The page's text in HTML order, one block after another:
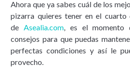
Ahora que ya sabes cuál de los
pizarra quieres tener en el cuarto
deAsealia.com, es el momento
consejos para que puedas
perfectas condiciones y así le
provecho.